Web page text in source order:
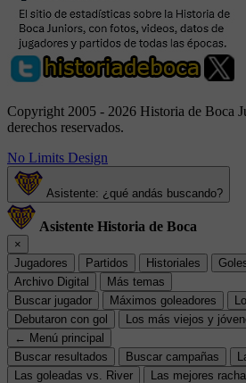
Copyright 2005 - 2026 Historia de Boca
derechos reservados.
No Limits Design
Asistente: ¿qué andás buscando?
Asistente Historia de Boca
×
Jugadores
Partidos Historiales
Archivo Digital
Más temas
Buscar jugador
Máximos goleadores
Debutaron con gol
Los más viejos y
← Menú principal
Buscar resultados
Buscar campañas
Las goleadas vs. River
Las mejores